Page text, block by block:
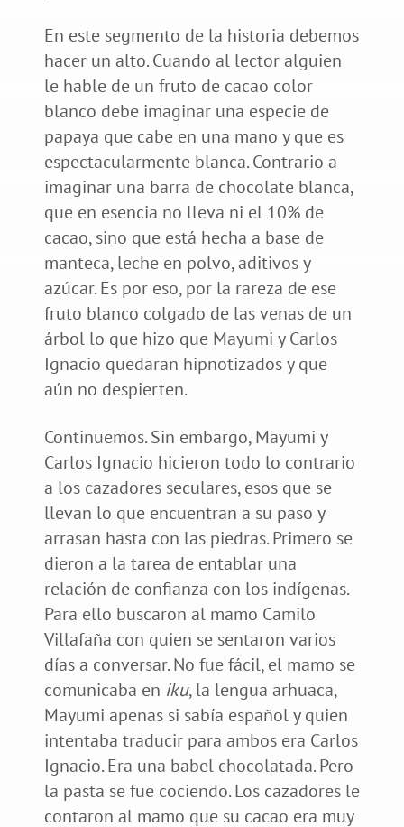
En este segmento de la historia debemos
hacer un alto. Cuando al lector alguien
le hable de un fruto de cacao color
blanco debe imaginar una especie de
papaya que cabe en una mano y que es
espectacularmente blanca. Contrario a
imaginar una barra de chocolate blanca,
que en esencia no lleva ni el 10% de
cacao, sino que está hecha a base de
manteca, leche en polvo, aditivos y
azúcar. Es por eso, por la rareza de ese
fruto blanco colgado de las venas de un
árbol lo que hizo que Mayumi y Carlos
Ignacio quedaran hipnotizados y que
aún no despierten.
Continuemos. Sin embargo, Mayumi y
Carlos Ignacio hicieron todo lo contrario
a los cazadores seculares, esos que se
llevan lo que encuentran a su paso y
arrasan hasta con las piedras. Primero se
dieron a la tarea de entablar una
relación de confianza con los indígenas.
Para ello buscaron al mamo Camilo
Villafaña con quien se sentaron varios
días a conversar. No fue fácil, el mamo se
comunicaba en iku, la lengua arhuaca,
Mayumi apenas si sabía español y quien
intentaba traducir para ambos era Carlos
Ignacio. Era una babel chocolatada. Pero
la pasta se fue cociendo. Los cazadores le
contaron al mamo que su cacao era muy